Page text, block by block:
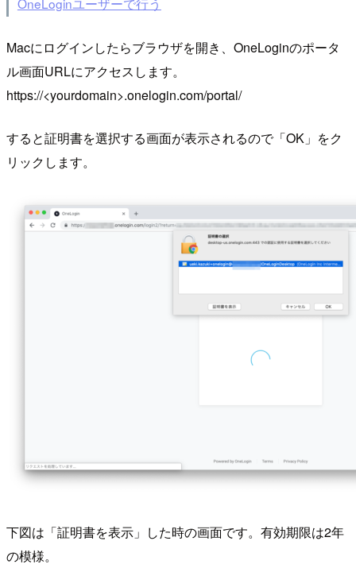
Macにログインしたらブラウザを開き、OneLoginのポータ
ル画面URLにアクセスします。
https://<yourdomain>.onelogin.com/portal/
すると証明書を選択する画面が表示されるので「OK」をク
リックします。
下図は「証明書を表示」した時の画面です。有効期限は2年
の模様。